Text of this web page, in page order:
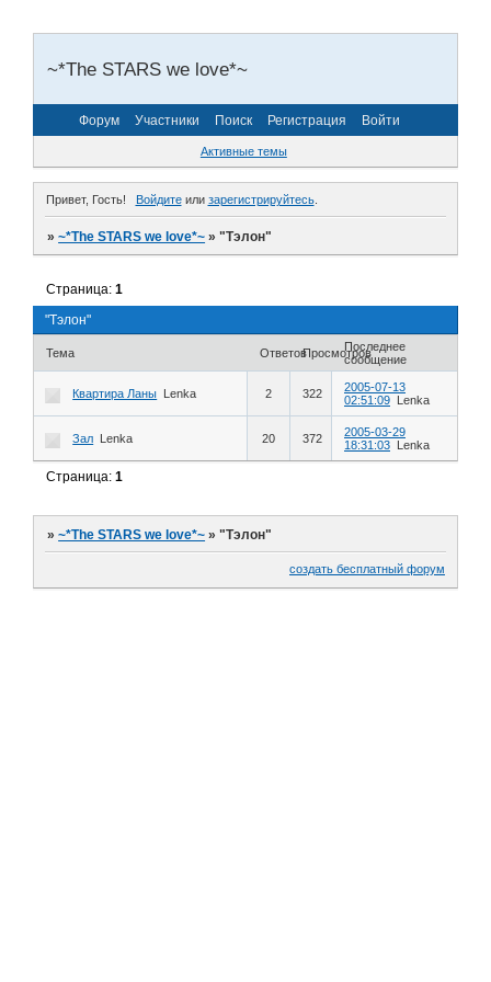
~*The STARS we love*~
Форум Участники Поиск Регистрация Войти
Активные темы
Привет, Гость! Войдитеили зарегистрируйтесь.
»~*The STARS we love*~ »"Тэлон"
"Тэлон"
Страница:1
Тема ОтветовПросмотровПоследнее
сообщение
Квартира Ланы Lenka 2 322
2005-07-13
02:51:09
Lenka
Зал Lenka 20 372
2005-03-29
18:31:03
Lenka
Страница:1
»~*The STARS we love*~ »"Тэлон"
создать бесплатный форум